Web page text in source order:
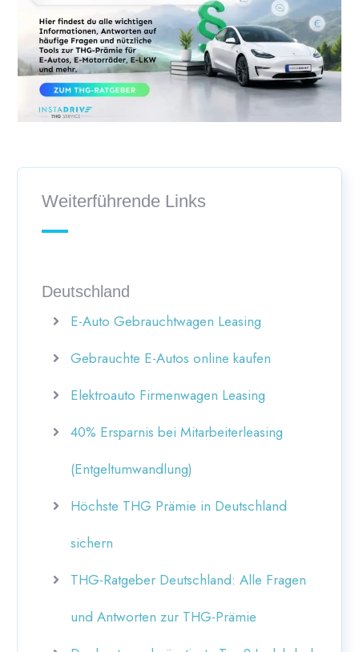
Weiterführende Links
Deutschland
E-Auto Gebrauchtwagen Leasing
Gebrauchte E-Autos online kaufen
Elektroauto Firmenwagen Leasing
40% Ersparnis bei Mitarbeiterleasing
(Entgeltumwandlung)
Höchste THG Prämie in Deutschland
sichern
THG-Ratgeber Deutschland: Alle Fragen
und Antworten zur THG-Prämie